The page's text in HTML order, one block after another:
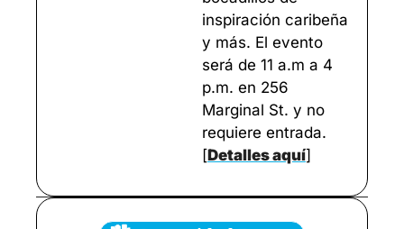
inspiración caribeña
y más. El evento
será de 11 a.m a 4
p.m. en 256
Marginal St. y no
[Detalles aquí]